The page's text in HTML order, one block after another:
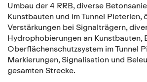
Umbau der 4 RRB, diverse
Kunstbauten und im Tunnel Pieterlen,
Verstärkungen bei Signalträgern,
Hydrophobierungen an Kunstbauten,
Oberflächenschutzsystem im Tunnel
Markierungen, Signalisation und
gesamten Strecke.